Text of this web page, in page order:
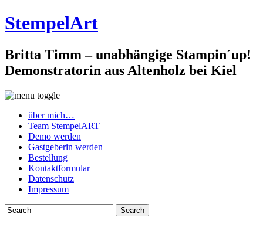
StempelArt
Britta Timm – unabhängige Stampin´up!
Demonstratorin aus Altenholz bei Kiel
über mich…
Team StempelART
Demo werden
Gastgeberin werden
Bestellung
Kontaktformular
Datenschutz
Impressum